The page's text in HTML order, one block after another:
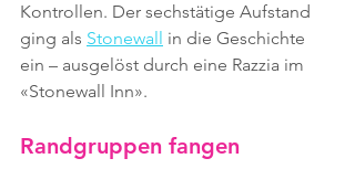
Kontrollen. Der sechstätige Aufstand
ging als Stonewall in die Geschichte
ein – ausgelöst durch eine Razzia im
«Stonewall Inn».
Randgruppen fangen